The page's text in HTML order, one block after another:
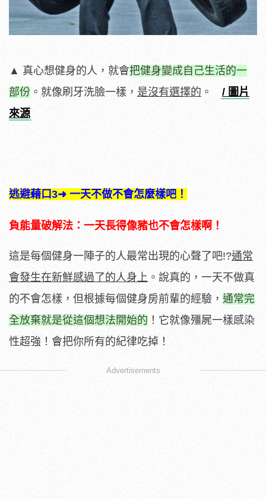
▲ 真心想健身的人，就會把健身變成自己生活的一
部份 。就像刷牙洗臉一樣， 是沒有選擇的 。 / 圖片
來源
逃避藉口3➜ 一天不做不會怎麼樣吧！
負能量破解法：一天長得像豬也不會怎樣啊！
這是每個健身一陣子的人最常出現的心聲了吧!?通常
會發生在新鮮感過了的人身上 。說真的，一天不做真
的不會怎樣，但根據每個健身房前輩的經驗， 通常完
全放棄就是從這個想法開始的 ！它就像殭屍一樣感染
性超強！會把你所有的紀律吃掉！
Advertisements